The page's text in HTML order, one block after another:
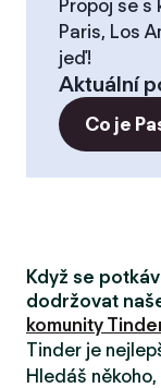
Propoj se s
Paris, Los
jeď!
Aktuální
Co je
Když se
dodržovat
komunity
Tinder je
Hledáš